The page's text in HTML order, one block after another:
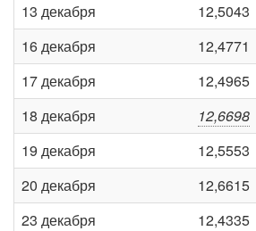
13 декабря
12,5043
16 декабря
12,4771
17 декабря
12,4965
18 декабря
12,6698
19 декабря
12,5553
20 декабря
12,6615
23 декабря
12,4335